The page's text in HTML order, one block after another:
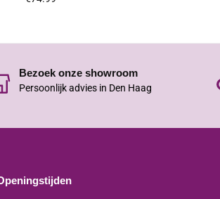
Bezoek onze showroom
Persoonlijk advies in Den Haag